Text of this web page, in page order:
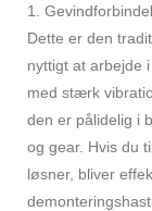
1.
Dette er den
nyttigt at arbejde
med stærk
den er pålidelig i
og gear. Hvis du
løsner, bliver